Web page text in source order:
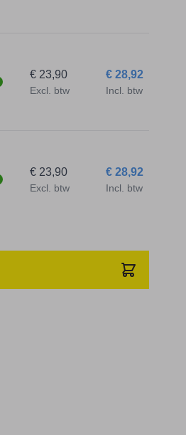
€ 28,92
Incl. btw
€ 23,90
Excl. btw
€ 28,92
Incl. btw
€ 23,90
Excl. btw